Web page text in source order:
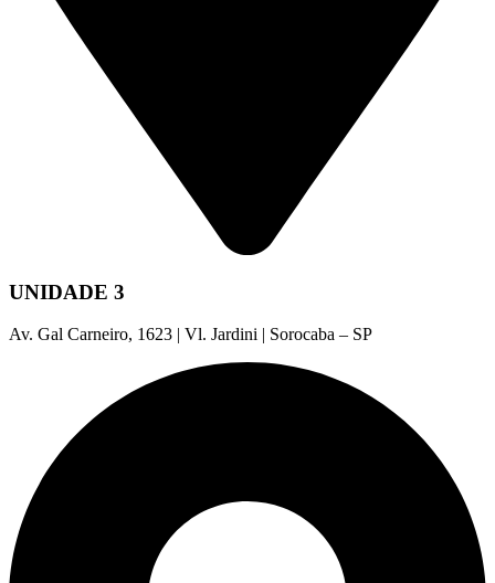
UNIDADE 3
Av. Gal Carneiro, 1623 | Vl. Jardini | Sorocaba – SP